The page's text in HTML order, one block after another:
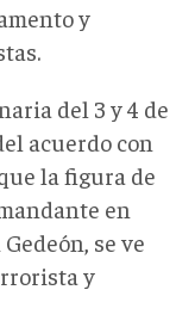
y
del 3 y 4 de
acuerdo con
la figura de
en
se ve
y